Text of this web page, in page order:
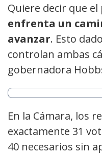
Quiere decir que
enfrenta un
avanzar. Esto
controlan ambas
gobernadora
En la Cámara, los
exactamente 31
40 necesarios sin